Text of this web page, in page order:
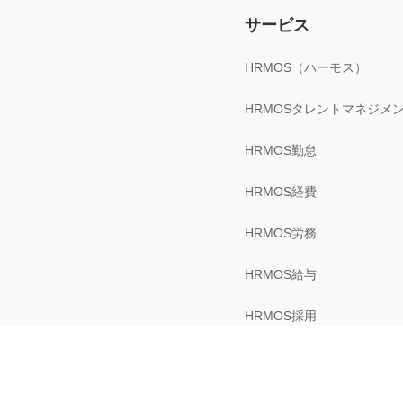
サービス
HRMOS（ハーモス）
HRMOSタレントマネジメ
HRMOS勤怠
HRMOS経費
HRMOS労務
HRMOS給与
HRMOS採用